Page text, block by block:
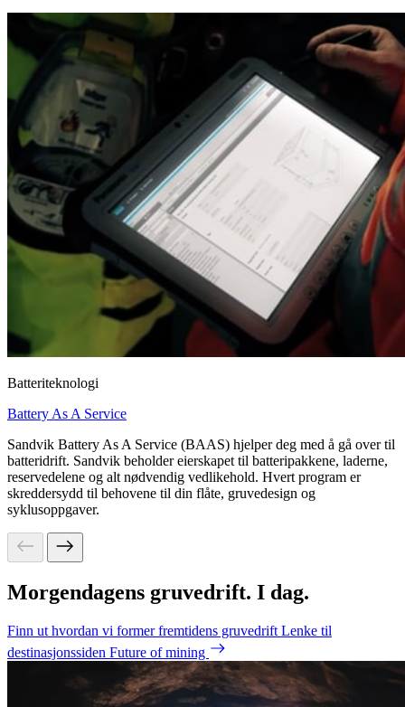
Batteriteknologi
Battery As A Service
Sandvik Battery As A Service (BAAS) hjelper deg med å gå over til
batteridrift. Sandvik beholder eierskapet til batteripakkene, laderne,
reservedelene og alt nødvendig vedlikehold. Hvert program er
skreddersydd til behovene til din flåte, gruvedesign og
syklusoppgaver.
Morgendagens gruvedrift. I dag.
Finn ut hvordan vi former fremtidens gruvedrift Lenke til
destinasjonssiden Future of mining